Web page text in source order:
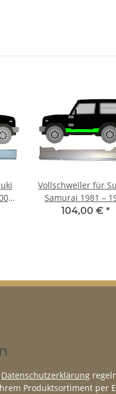
Vollschweller für
Samurai 1981 –
links
104,00 € *
Datenschutzerklärung
Produktsortiment per